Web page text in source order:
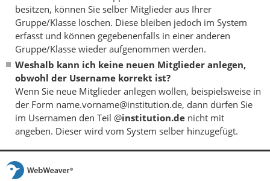
besitzen, können Sie selber Mitglieder aus Ihrer
Gruppe/Klasse löschen. Diese bleiben jedoch im System
erfasst und können gegebenenfalls in einer anderen
Gruppe/Klasse wieder aufgenommen werden.
Weshalb kann ich keine neuen Mitglieder anlegen,
obwohl der Username korrekt ist?
Wenn Sie neue Mitglieder anlegen wollen, beispielsweise in
der Form name.vorname@institution.de, dann dürfen Sie
im Usernamen den Teil @institution.de nicht mit
angeben. Dieser wird vom System selber hinzugefügt.